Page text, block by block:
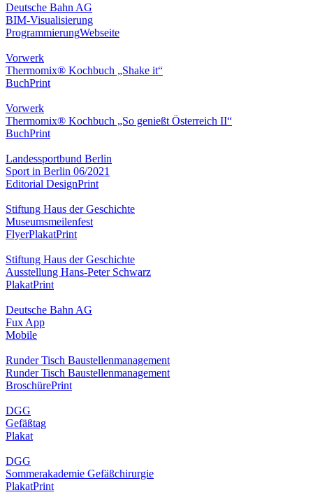
Deutsche Bahn AG
BIM-Visualisierung
ProgrammierungWebseite
Vorwerk
Thermomix® Kochbuch „Shake it“
BuchPrint
Vorwerk
Thermomix® Kochbuch „So genießt Österreich II“
BuchPrint
Landessportbund Berlin
Sport in Berlin 06/2021
Editorial DesignPrint
Stiftung Haus der Geschichte
Museumsmeilenfest
FlyerPlakatPrint
Stiftung Haus der Geschichte
Ausstellung Hans-Peter Schwarz
PlakatPrint
Deutsche Bahn AG
Fux App
Mobile
Runder Tisch Baustellenmanagement
Runder Tisch Baustellenmanagement
BroschürePrint
DGG
Gefäßtag
Plakat
DGG
Sommerakademie Gefäßchirurgie
PlakatPrint